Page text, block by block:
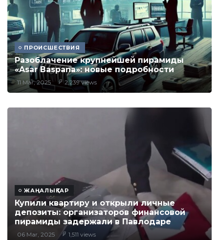
ПРОИСШЕСТВИЯ
Разоблачение крупнейшей пирамиды
«Asar Baspana»: новые подробности
11 Mar, 2025 2,239 views
ЖАҢАЛЫҚТАР
Купили квартиру и открыли личные
депозиты: организаторов финансовой
пирамиды задержали в Павлодаре
06 Mar, 2025 1,511 views